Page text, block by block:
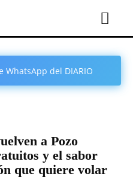
WhatsApp del DIARIO
a Pozo
y el sabor
que quiere volar